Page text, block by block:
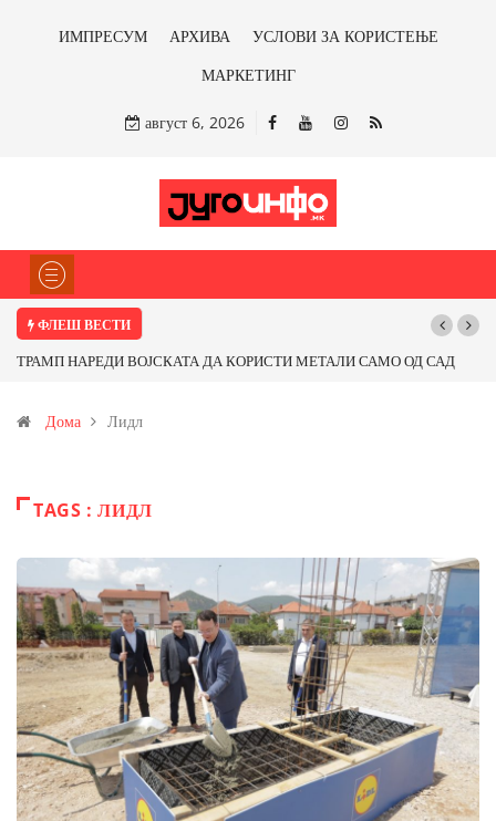
ИМПРЕСУМ АРХИВА
УСЛОВИ ЗА КОРИСТЕЊЕ
МАРКЕТИНГ
август 6, 2026
ФЛЕШ ВЕСТИ
ТРАМП НАРЕДИ ВОЈСКАТА ДА КОРИСТИ МЕТАЛИ САМО ОД САД
Иловица и со антимонот?
Дома Лидл
TAGS : ЛИДЛ